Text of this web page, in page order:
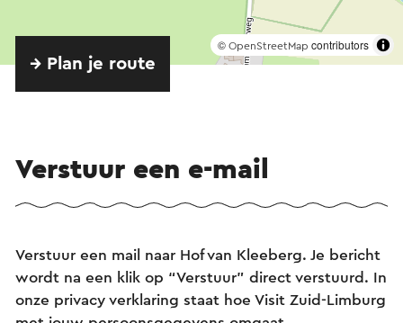
© OpenStreetMap contributors
→ Plan je route
Verstuur een e-mail
Verstuur een mail naar Hof van Kleeberg. Je bericht
wordt na een klik op “Verstuur” direct verstuurd. In
onze privacy verklaring staat hoe Visit Zuid-Limburg